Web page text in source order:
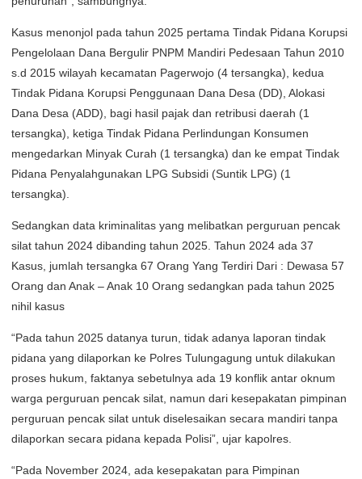
Kasus menonjol pada tahun 2025 pertama Tindak Pidana Korupsi
Pengelolaan Dana Bergulir PNPM Mandiri Pedesaan Tahun 2010
s.d 2015 wilayah kecamatan Pagerwojo (4 tersangka), kedua
Tindak Pidana Korupsi Penggunaan Dana Desa (DD), Alokasi
Dana Desa (ADD), bagi hasil pajak dan retribusi daerah (1
tersangka), ketiga Tindak Pidana Perlindungan Konsumen
mengedarkan Minyak Curah (1 tersangka) dan ke empat Tindak
Pidana Penyalahgunakan LPG Subsidi (Suntik LPG) (1
tersangka).
Sedangkan data kriminalitas yang melibatkan perguruan pencak
silat tahun 2024 dibanding tahun 2025. Tahun 2024 ada 37
Kasus, jumlah tersangka 67 Orang Yang Terdiri Dari : Dewasa 57
Orang dan Anak – Anak 10 Orang sedangkan pada tahun 2025
nihil kasus
“Pada tahun 2025 datanya turun, tidak adanya laporan tindak
pidana yang dilaporkan ke Polres Tulungagung untuk dilakukan
proses hukum, faktanya sebetulnya ada 19 konflik antar oknum
warga perguruan pencak silat, namun dari kesepakatan pimpinan
perguruan pencak silat untuk diselesaikan secara mandiri tanpa
dilaporkan secara pidana kepada Polisi”, ujar kapolres.
“Pada November 2024, ada kesepakatan para Pimpinan